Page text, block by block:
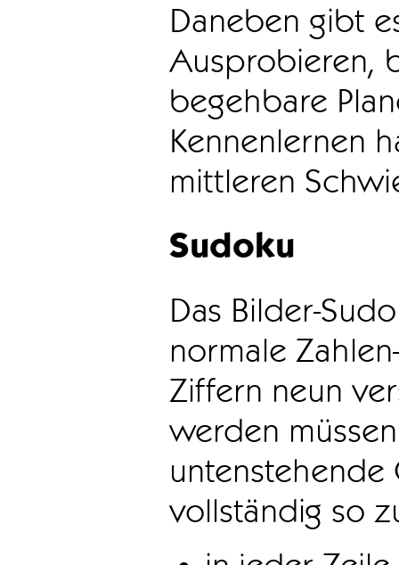
Daneben gibt
Ausprobieren,
begehbare
Kennenlernen
mittleren
Sudoku
Das Bilder-
normale
Ziffern neun
werden
vollständig so